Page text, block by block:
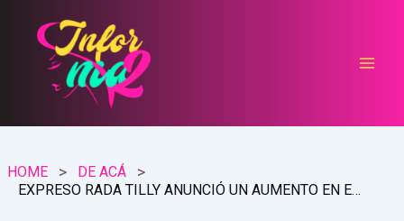
contenido
HOME
DE ACÁ
EXPRESO RADA TILLY ANUNCIÓ UN AUMENTO EN EL VALOR DEL BOLETO INTERURBANO